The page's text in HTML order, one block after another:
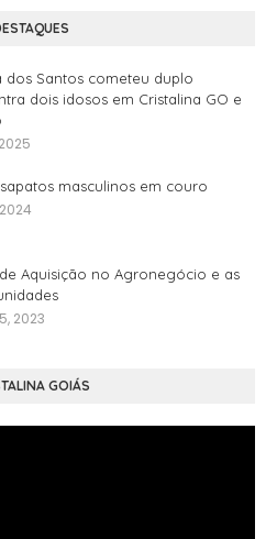
dos Santos cometeu duplo
dois idosos em Cristalina GO e
masculinos em couro
Aquisição no Agronegócio e as
2023
GOIÁS